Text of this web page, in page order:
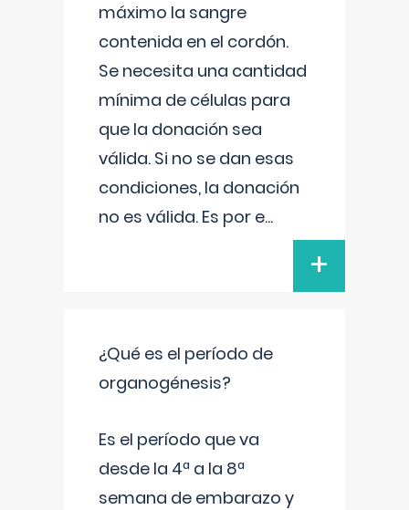
máximo la sangre
contenida en el cordón.
Se necesita una cantidad
mínima de células para
que la donación sea
válida. Si no se dan esas
condiciones, la donación
no es válida. Es por e...
+
¿Qué es el período de
organogénesis?
Es el período que va
desde la 4ª a la 8ª
semana de embarazo y